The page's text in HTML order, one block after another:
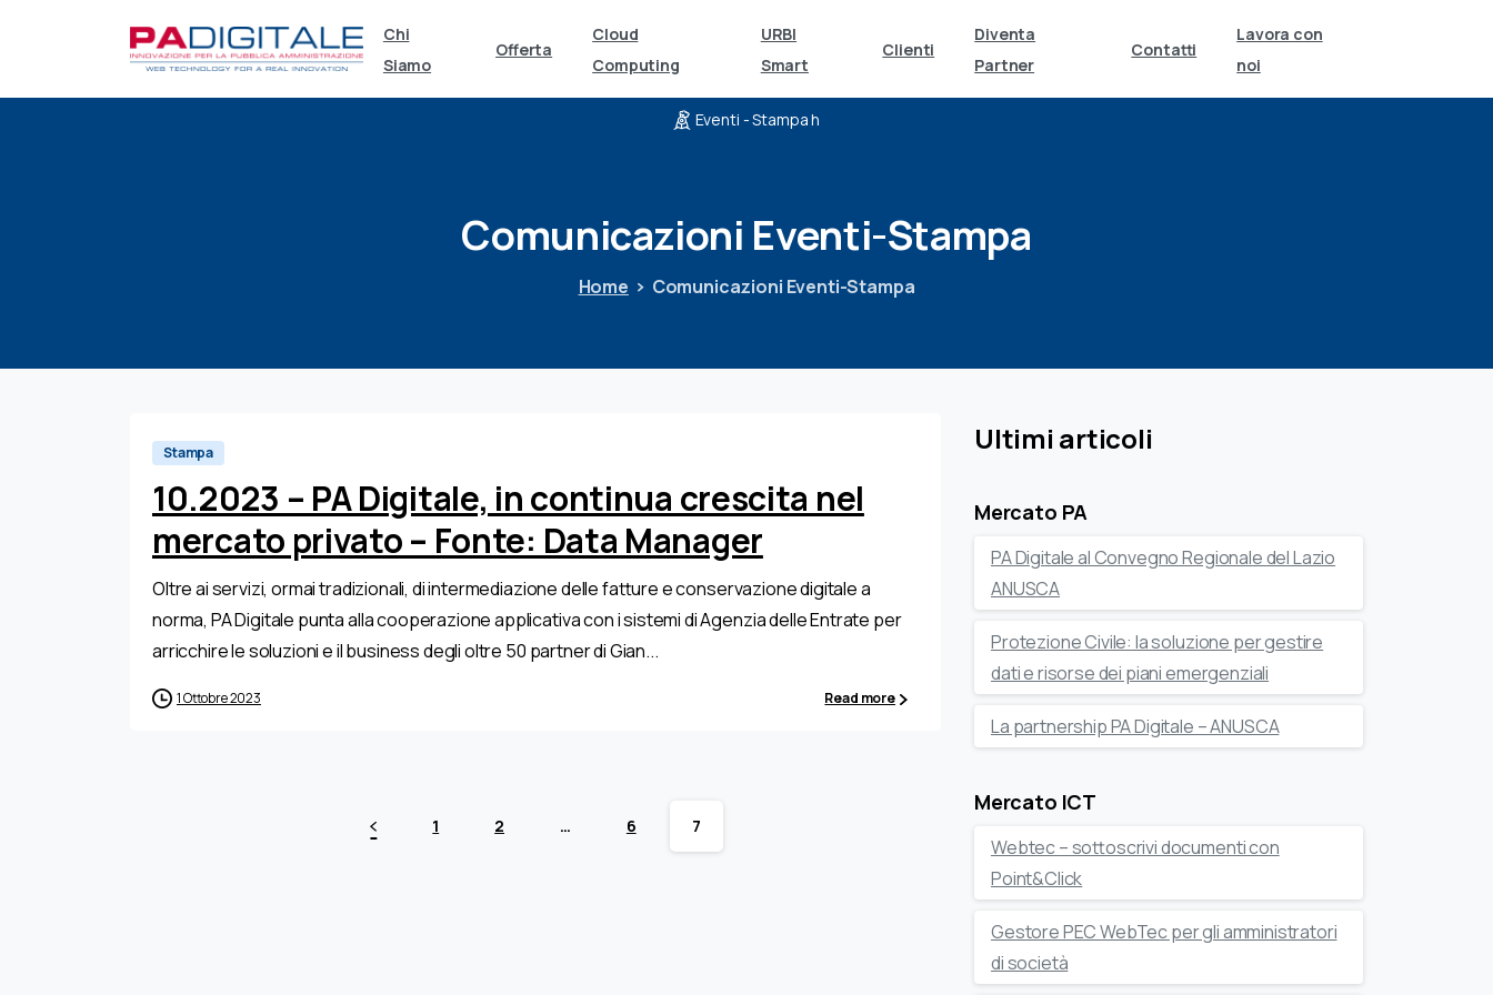
Chi
Siamo
Offerta
Cloud
Computing
URBI
Smart
Clienti
Diventa
Partner
Contatti
Lavora con
noi
Eventi - Stampa h
Comunicazioni Eventi-Stampa
Home Comunicazioni Eventi-Stampa
Stampa
10.2023 – PA Digitale, in continua crescita nel
mercato privato – Fonte: Data Manager
Oltre ai servizi, ormai tradizionali, di intermediazione delle fatture e conservazione digitale a
norma, PA Digitale punta alla cooperazione applicativa con i sistemi di Agenzia delle Entrate per
arricchire le soluzioni e il business degli oltre 50 partner di Gian...
1 Ottobre 2023 Read more
1 2 … 6 7
Ultimi articoli
Mercato PA
PA Digitale al Convegno Regionale del Lazio
ANUSCA
Protezione Civile: la soluzione per gestire
dati e risorse dei piani emergenziali
La partnership PA Digitale – ANUSCA
Mercato ICT
Webtec – sottoscrivi documenti con
Point&Click
Gestore PEC WebTec per gli amministratori
di società